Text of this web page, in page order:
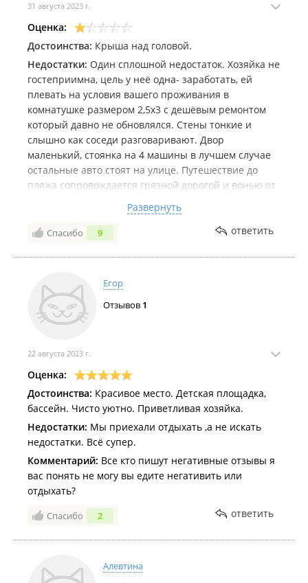
31 августа 2023 г.
Оценка:
Достоинства: Крыша над головой.
Недостатки: Один сплошной недостаток. Хозяйка не
гостеприимна, цель у неё одна- заработать, ей
плевать на условия вашего проживания в
комнатушке размером 2,5х3 с дешёвым ремонтом
который давно не обновлялся. Стены тонкие и
слышно как соседи разговаривают. Двор
маленький, стоянка на 4 машины в лучшем случае
остальные авто стоят на улице. Путешествие до
пляжа сопровождается грязной дорогой и вонью от
припорковаться великое счастье. Мебель на
веранде из палет (мечтал отдыхать на палетах).
увеличить как минимум в 3 раза температура не
Можно ещё долго перечислять недостатки
привознесенной данной "базы" стоимость которой
4 т руб, красная цена ей в два раза меньше.
чудо заведения. Читайте отзывы!
Развернуть
Спасибо 9 ответить
Егор
Отзывов 1
22 августа 2023 г.
Оценка:
Достоинства: Красивое место. Детская площадка,
бассейн. Чисто уютно. Приветливая хозяйка.
Недостатки: Мы приехали отдыхать ,а не искать
недостатки. Всё супер.
Комментарий: Все кто пишут негативные отзывы я
вас понять не могу вы едите негативить или
отдыхать?
Спасибо 2 ответить
Алевтина